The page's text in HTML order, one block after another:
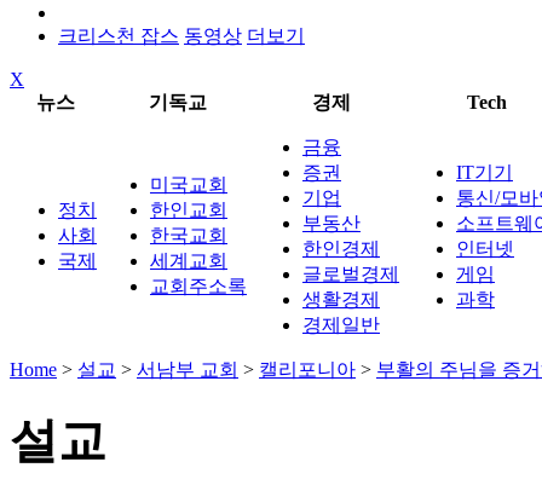
크리스천 잡스 동영상 더보기
X
뉴스
기독교 경제 Tech
정치
사회
국제
미국교회
한인교회
한국교회
세계교회
교회주소록
금융
증권
기업
부동산
한인경제
글로벌경제
생활경제
경제일반
IT기기
통신/모
소프트웨
인터넷
게임
과학
Home > 설교 > 서남부 교회 > 캘리포니아 > 부활의 주님을 증
설교